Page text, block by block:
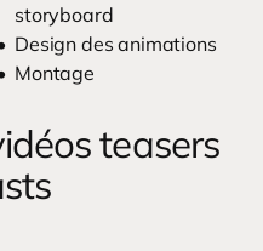
storyboard
Design des animations
Montage
teasers